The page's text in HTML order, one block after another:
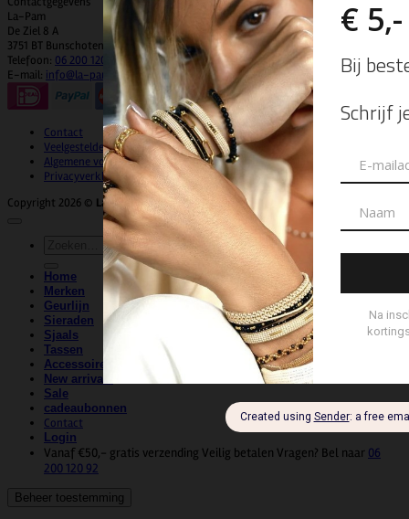
La-Pam
De Ziel 8 A
3751 BT Bunschoten-Spakenburg
Telefoon: 06 200 120 92
E-mail: info@la-pam.nl
Contact
Veelgestelde vragen
Algemene voorwaarden
Privacyverklaring
Copyright 2026 © La-Pam| Website & Marketing door WeDeCom
Home
Merken
Geurlijn
Sieraden
Sjaals
Tassen
Accessoires
New arrivals
Sale
cadeaubonnen
Contact
Login
Vanaf €50,- gratis verzending Veilig betalen Vragen? Bel naar 06
200 120 92
Beheer toestemming